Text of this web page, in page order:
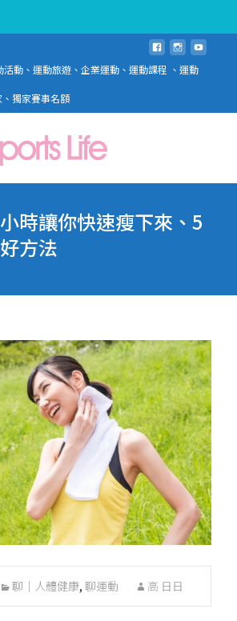
動、運動旅遊、企業運動、運動課程 、運動
獨家賽事名額
時讓你快速瘦下來、5
方法
聊｜人體健康, 聊運動 高 日日